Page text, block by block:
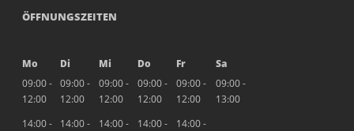
ÖFFNUNGSZEITEN
Mo Di Mi Do Fr
Sa
09:00 -
12:00
09:00 -
12:00
09:00 -
12:00
09:00 -
12:00
09:00 -
12:00
09:00 -
13:00
14:00 -
14:00 -
14:00 -
14:00 -
14:00 -